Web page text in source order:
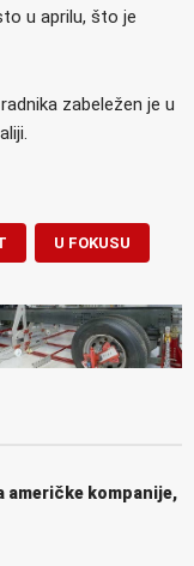
u aprilu, što je
zabeležen je u
U FOKUSU
američke kompanije,